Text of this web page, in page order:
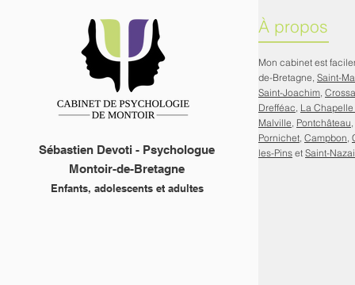
Sébastien Devoti - Psychologue
Montoir-de-Bretagne
Enfants, adolescents et adultes
À propos
Mon cabinet est
de-Bretagne, Saint-
Saint-Joachim,
Drefféac, La
Malville, Pontchâteau,
Pornichet, Campbon,
les-Pins et Saint-